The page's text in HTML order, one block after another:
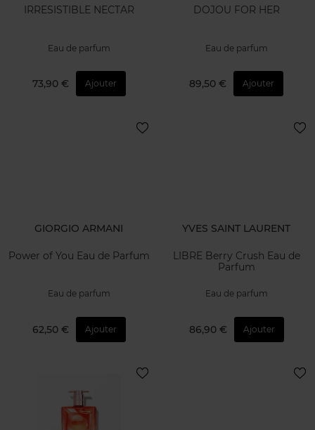
IRRESISTIBLE NECTAR
Eau de parfum
73,90 € Ajouter
DOJOU FOR HER
Eau de parfum
89,50 € Ajouter
GIORGIO ARMANI
Power of You Eau de Parfum
Eau de parfum
62,50 € Ajouter
YVES SAINT LAURENT
LIBRE Berry Crush Eau de
Parfum
Eau de parfum
86,90 € Ajouter